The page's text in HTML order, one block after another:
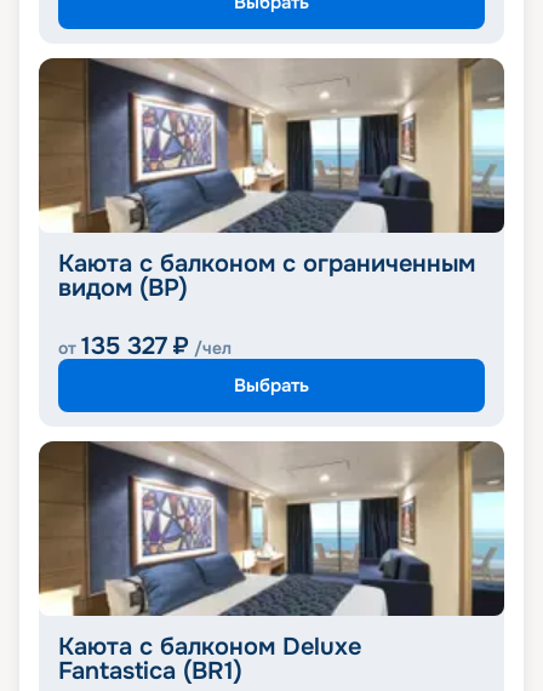
Каюта с балконом с ограниченным
видом (BP)
от 135 327 ₽ /чел
Выбрать
Каюта с балконом Deluxe
Fantastica (BR1)